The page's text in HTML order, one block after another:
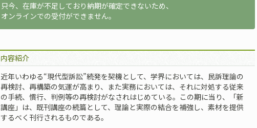
只今、在庫が不足しており納期が確定できないため、
オンラインでの受付ができません。
内容紹介
近年いわゆる“現代型訴訟”続発を契機として、学界においては、民訴理論の
再検討、再構築の気運が高まり、また実務においては、それに対処する従来
の手続、慣行、判例等の再検討がなされはじめている。この期に当り、「新
講座」は、既刊講座の続篇として、理論と実際の結合を補強し、素材を提供
するべく刊行されるものである。